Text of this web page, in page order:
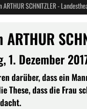
ARTHUR SCHNITZLER -
ARTHUR
1. Dezember
darüber, dass ein
These, dass die Frau